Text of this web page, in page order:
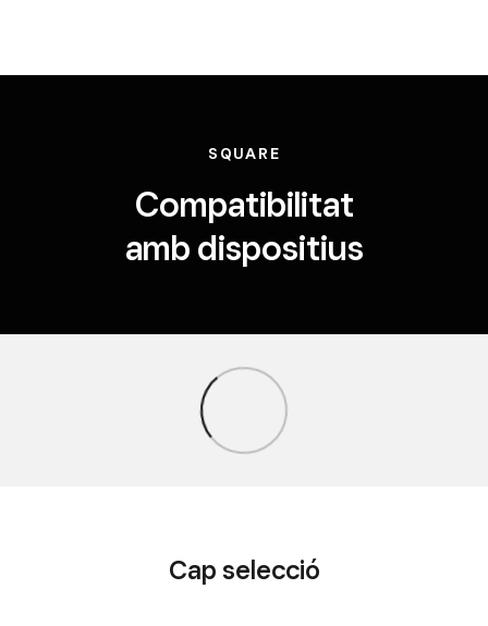
SQUARE
Compatibilitat
amb dispositius
Cap selecció